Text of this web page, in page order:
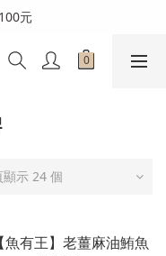
請分開結帳)
元
同請分開結帳)
顯示 24 個